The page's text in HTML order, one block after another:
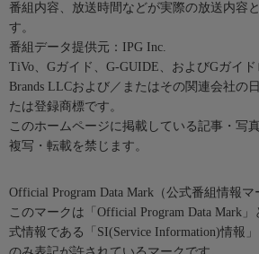
番組内容、放送時間などが実際の放送内容
す。
番組データ提供元：IPG Inc.
TiVo、Gガイド、G-GUIDE、およびGガイ
Brands LLCおよび／またはその関連会社の
たは登録商標です。
このホームページに掲載している記事・写
複写・転載を禁じます。
Official Program Data Mark（公式番組情報マ
このマークは「Official Program Data Mark
式情報である「SI(Service Information)情報